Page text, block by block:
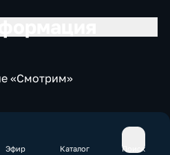
Эфир Каталог Поиск
«Смотрим»